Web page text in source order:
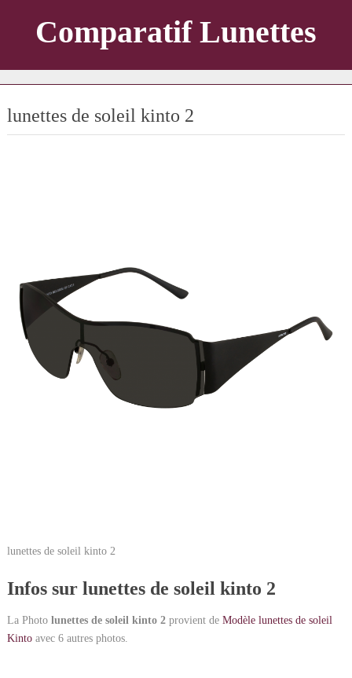
Comparatif Lunettes
lunettes de soleil kinto 2
lunettes de soleil kinto 2
Infos sur lunettes de soleil kinto 2
La Photo lunettes de soleil kinto 2provient de Modèle lunettes de soleil
Kintoavec 6 autres photos.